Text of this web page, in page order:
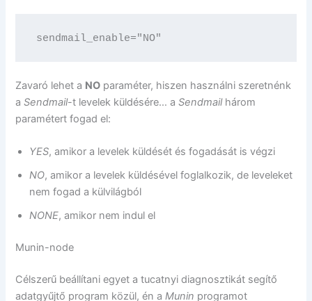
sendmail_enable="NO"
Zavaró lehet a NO paraméter, hiszen használni szeretnénk
aSendmail-t levelek küldésére… aSendmailhárom
paramétert fogad el:
YES, amikor a levelek küldését és fogadását is végzi
NO, amikor a levelek küldésével foglalkozik, de leveleket
nem fogad a külvilágból
NONE, amikor nem indul el
Munin-node
Célszerű beállítani egyet a tucatnyi diagnosztikát segítő
adatgyűjtő program közül, én aMunin programot